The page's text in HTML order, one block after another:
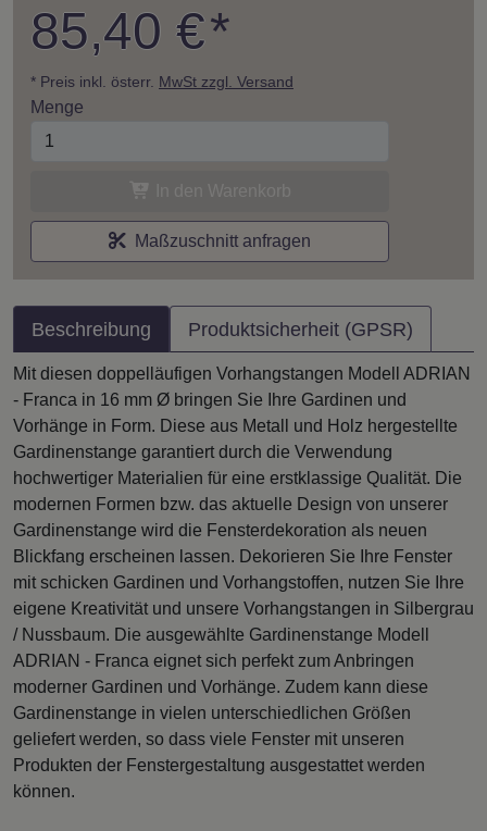
85,40 €*
* Preis inkl. österr. MwSt zzgl. Versand
Menge
Maßzuschnitt anfragen
Beschreibung Produktsicherheit (GPSR)
Mit diesen doppelläufigen Vorhangstangen Modell ADRIAN
- Franca in 16 mm Ø bringen Sie Ihre Gardinen und
Vorhänge in Form. Diese aus Metall und Holz hergestellte
Gardinenstange garantiert durch die Verwendung
hochwertiger Materialien für eine erstklassige Qualität. Die
modernen Formen bzw. das aktuelle Design von unserer
Gardinenstange wird die Fensterdekoration als neuen
Blickfang erscheinen lassen. Dekorieren Sie Ihre Fenster
mit schicken Gardinen und Vorhangstoffen, nutzen Sie Ihre
eigene Kreativität und unsere Vorhangstangen in Silbergrau
/ Nussbaum. Die ausgewählte Gardinenstange Modell
ADRIAN - Franca eignet sich perfekt zum Anbringen
moderner Gardinen und Vorhänge. Zudem kann diese
Gardinenstange in vielen unterschiedlichen Größen
geliefert werden, so dass viele Fenster mit unseren
Produkten der Fenstergestaltung ausgestattet werden
können.